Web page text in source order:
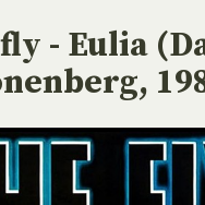
- Eulia